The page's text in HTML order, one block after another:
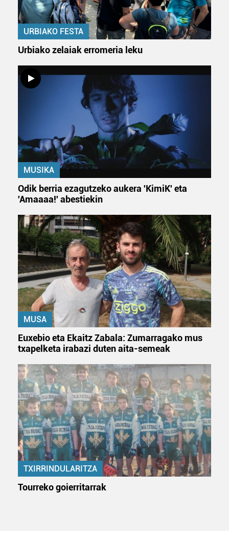
URBIAKO FESTA
Urbiako zelaiak erromeria leku
MUSIKA
Odik berria ezagutzeko aukera 'KimiK' eta
'Amaaaa!' abestiekin
MUSA
Euxebio eta Ekaitz Zabala: Zumarragako mus
txapelketa irabazi duten aita-semeak
TXIRRINDULARITZA
Tourreko goierritarrak